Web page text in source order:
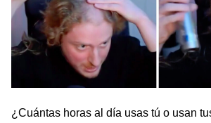
¿Cuántas horas al día usas tú o usan